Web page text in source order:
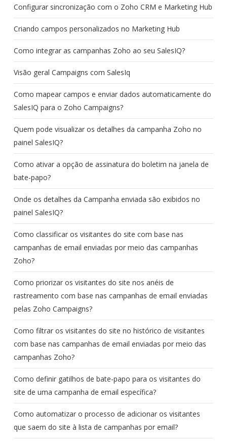
Configurar sincronização com o Zoho CRM e Marketing Hub
Criando campos personalizados no Marketing Hub
Como integrar as campanhas Zoho ao seu SalesIQ?
Visão geral Campaigns com SalesIq
Como mapear campos e enviar dados automaticamente do
SalesIQ para o Zoho Campaigns?
Quem pode visualizar os detalhes da campanha Zoho no
painel SalesIQ?
Como ativar a opção de assinatura do boletim na janela de
bate-papo?
Onde os detalhes da Campanha enviada são exibidos no
painel SalesIQ?
Como classificar os visitantes do site com base nas
campanhas de email enviadas por meio das campanhas
Zoho?
Como priorizar os visitantes do site nos anéis de
rastreamento com base nas campanhas de email enviadas
pelas Zoho Campaigns?
Como filtrar os visitantes do site no histórico de visitantes
com base nas campanhas de email enviadas por meio das
campanhas Zoho?
Como definir gatilhos de bate-papo para os visitantes do
site de uma campanha de email específica?
Como automatizar o processo de adicionar os visitantes
que saem do site à lista de campanhas por email?